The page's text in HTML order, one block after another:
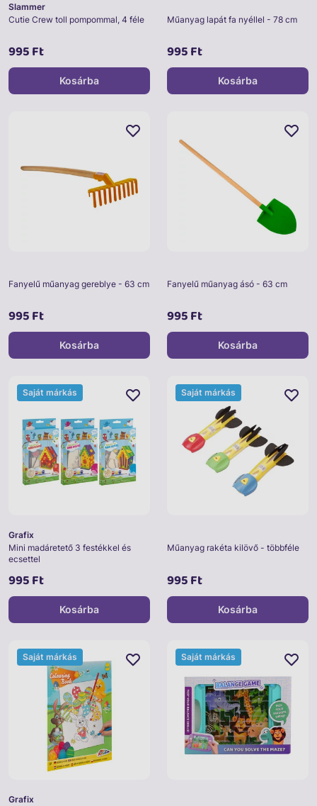
Slammer
Cutie Crew toll pompommal, 4 féle
995 Ft
Kosárba
Műanyag lapát fa nyéllel - 78 cm
995 Ft
Kosárba
Fanyelű műanyag gereblye - 63 cm
995 Ft
Kosárba
Fanyelű műanyag ásó - 63 cm
995 Ft
Kosárba
Grafix
Mini madáretető 3 festékkel és
ecsettel
995 Ft
Saját márkás
Kosárba
Műanyag rakéta kilövő - többféle
995 Ft
Saját márkás
Kosárba
Grafix
Saját márkás Saját márkás